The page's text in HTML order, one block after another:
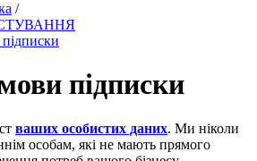
/
підписки
ваших особистих даних. Ми ніколи
особам, які не мають прямого